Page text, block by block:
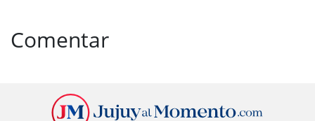
Comentar